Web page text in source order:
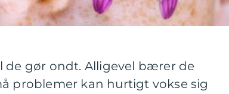
gør ondt. Alligevel bærer de
problemer kan hurtigt vokse sig